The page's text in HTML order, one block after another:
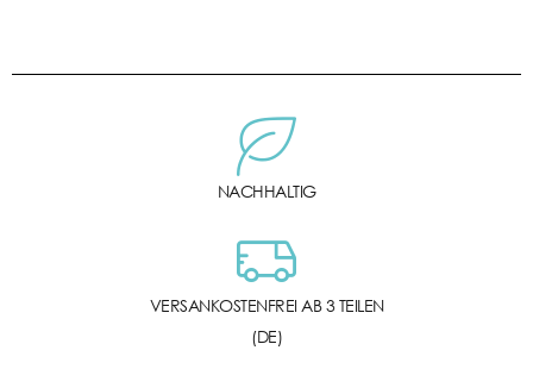
NACHHALTIG
VERSANKOSTENFREI AB 3 TEILEN
(DE)